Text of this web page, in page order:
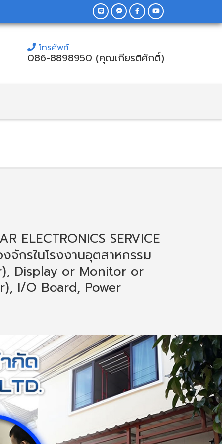
โทรศัพท์
086-8898950 (คุณเกียรติศักดิ์)
ELECTRONICS SERVICE
จักรในโรงงานอุตสาหกรรม
Display or Monitor or
I/O Board, Power